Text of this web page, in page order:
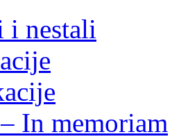
i nestali
In memoriam